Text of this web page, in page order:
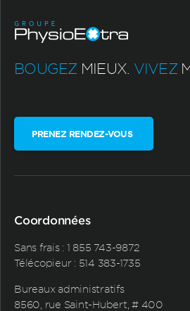
BOUGEZ MIEUX. VIVEZ
PRENEZ RENDEZ-VOUS
Coordonnées
Sans frais : 1 855 743-9872
Télécopieur : 514 383-1735
Bureaux administratifs
8560, rue Saint-Hubert, # 400